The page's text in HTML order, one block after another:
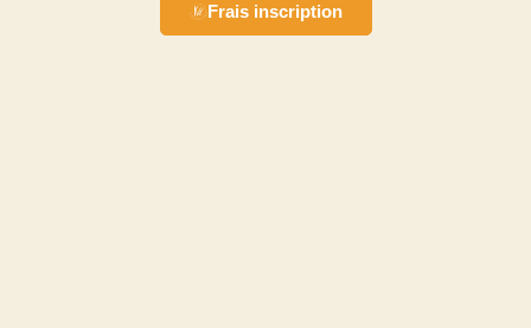
Frais inscription